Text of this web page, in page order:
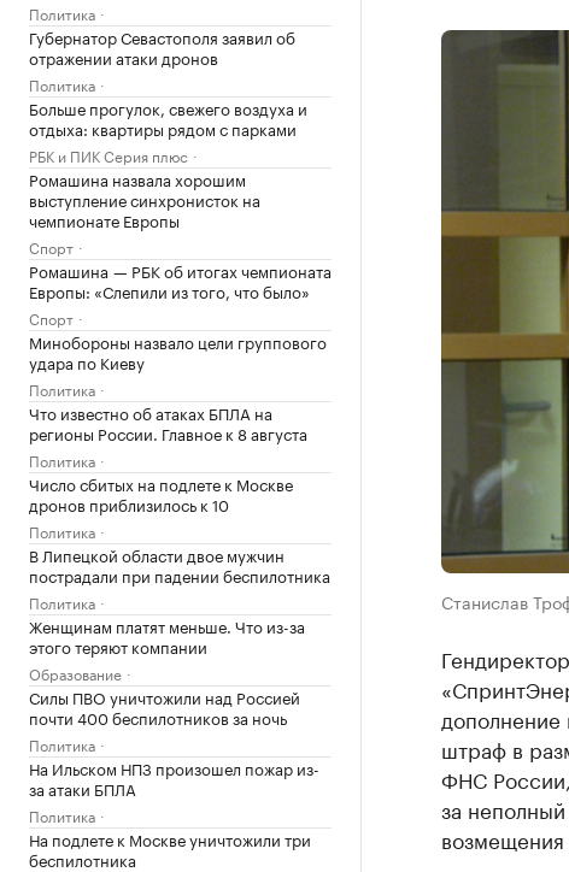
Политика
Губернатор Севастополя заявил об
отражении атаки дронов
Политика
Больше прогулок, свежего воздуха и
отдыха: квартиры рядом с парками
РБК и ПИК Серия плюс
Ромашина назвала хорошим
выступление синхронисток на
чемпионате Европы
Спорт
Ромашина — РБК об итогах чемпионата
Европы: «Слепили из того, что было»
Спорт
Минобороны назвало цели группового
удара по Киеву
Политика
Что известно об атаках БПЛА на
регионы России. Главное к 8 августа
Политика
Число сбитых на подлете к Москве
дронов приблизилось к 10
Политика
В Липецкой области двое мужчин
пострадали при падении беспилотника
Политика
Женщинам платят меньше. Что из-за
этого теряют компании
Образование
Силы ПВО уничтожили над Россией
почти 400 беспилотников за ночь
Политика
На Ильском НПЗ произошел пожар из-
за атаки БПЛА
Политика
На подлете к Москве уничтожили три
беспилотника
Станислав
дополнение
штраф в
ФНС
за